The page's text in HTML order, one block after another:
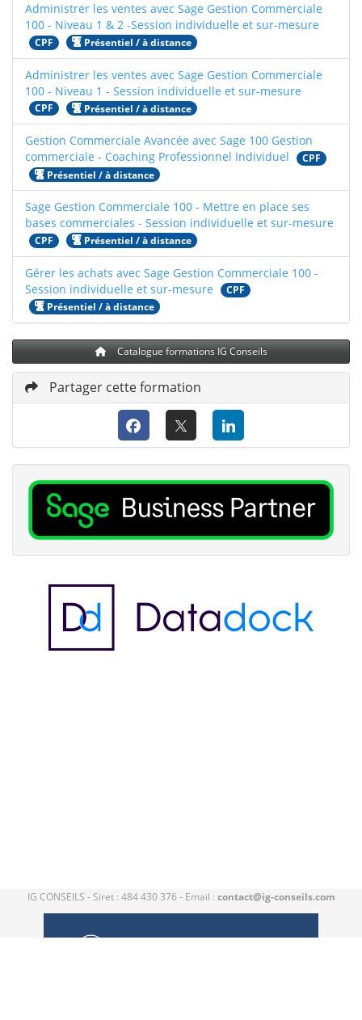
Administrer les ventes avec Sage Gestion Commerciale
100 - Niveau 1 & 2 -Session individuelle et sur-mesure
CPF Présentiel / à distance
Administrer les ventes avec Sage Gestion Commerciale
100 - Niveau 1 - Session individuelle et sur-mesure
CPF Présentiel / à distance
Gestion Commerciale Avancée avec Sage 100 Gestion
commerciale - Coaching Professionnel Individuel
CPF
Présentiel / à distance
Sage Gestion Commerciale 100 - Mettre en place ses
bases commerciales - Session individuelle et sur-mesure
CPF Présentiel / à distance
Gérer les achats avec Sage Gestion Commerciale 100 -
Session individuelle et sur-mesure
CPF
Présentiel / à distance
Catalogue formations IG Conseils
Partager cette formation
IG CONSEILS - Siret : 484 430 376 - Email : contact@ig-conseils.com